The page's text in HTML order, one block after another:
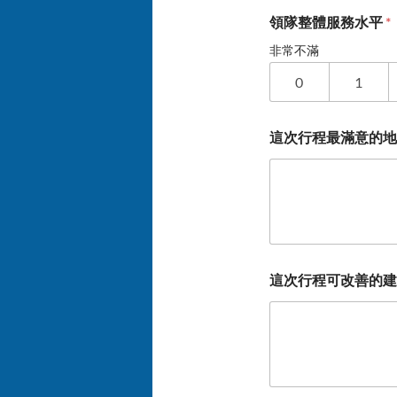
領隊整體服務水平 *
非常不滿
0 1
這次行程最滿意的
這次行程可改善的